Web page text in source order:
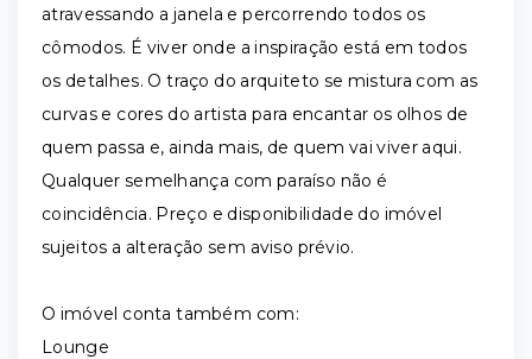
atravessando a janela e percorrendo todos os
cômodos. É viver onde a inspiração está em todos
os detalhes. O traço do arquiteto se mistura com as
curvas e cores do artista para encantar os olhos de
quem passa e, ainda mais, de quem vai viver aqui.
Qualquer semelhança com paraíso não é
coincidência. Preço e disponibilidade do imóvel
sujeitos a alteração sem aviso prévio.
O imóvel conta também com:
Lounge